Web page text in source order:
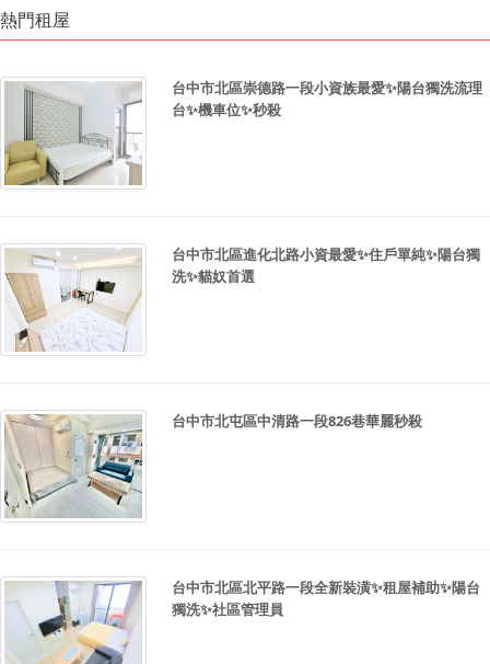
熱門租屋
台中市北區崇德路一段小資族最愛✨陽台獨洗流理
台✨機車位✨秒殺
台中市北區進化北路小資最愛✨住戶單純✨陽台獨
洗✨貓奴首選
台中市北屯區中清路一段826巷華麗秒殺
台中市北區北平路一段全新裝潢✨租屋補助✨陽台
獨洗✨社區管理員